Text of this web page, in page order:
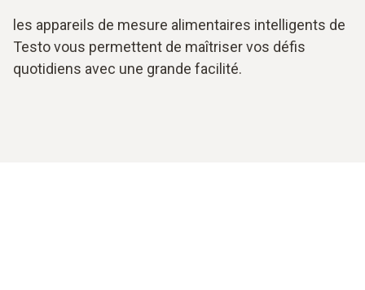
les appareils de mesure alimentaires intelligents de
Testo vous permettent de maîtriser vos défis
quotidiens avec une grande facilité.